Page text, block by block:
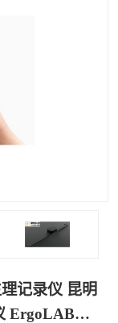
记录仪 昆明
ErgoLAB智
实验室
驶模拟
专家系统